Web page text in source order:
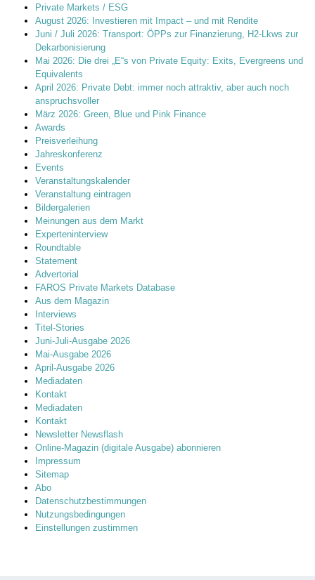
Private Markets / ESG
August 2026: Investieren mit Impact – und mit Rendite
Juni / Juli 2026: Transport: ÖPPs zur Finanzierung, H2-Lkws zur
Dekarbonisierung
Mai 2026: Die drei „E“s von Private Equity: Exits, Evergreens und
Equivalents
April 2026: Private Debt: immer noch attraktiv, aber auch noch
anspruchsvoller
März 2026: Green, Blue und Pink Finance
Awards
Preisverleihung
Jahreskonferenz
Events
Veranstaltungskalender
Veranstaltung eintragen
Bildergalerien
Meinungen aus dem Markt
Experteninterview
Roundtable
Statement
Advertorial
FAROS Private Markets Database
Aus dem Magazin
Interviews
Titel-Stories
Juni-Juli-Ausgabe 2026
Mai-Ausgabe 2026
April-Ausgabe 2026
Mediadaten
Kontakt
Mediadaten
Kontakt
Newsletter Newsflash
Online-Magazin (digitale Ausgabe) abonnieren
Impressum
Sitemap
Abo
Datenschutzbestimmungen
Nutzungsbedingungen
Einstellungen zustimmen